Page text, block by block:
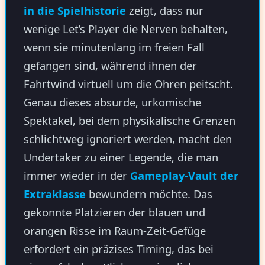
in die Spielhistorie zeigt, dass nur
wenige Let’s Player die Nerven behalten,
wenn sie minutenlang im freien Fall
gefangen sind, während ihnen der
Fahrtwind virtuell um die Ohren peitscht.
Genau dieses absurde, urkomische
Spektakel, bei dem physikalische Grenzen
schlichtweg ignoriert werden, macht den
Undertaker zu einer Legende, die man
immer wieder in der Gameplay-Vault der
Extraklasse bewundern möchte. Das
gekonnte Platzieren der blauen und
orangen Risse im Raum-Zeit-Gefüge
erfordert ein präzises Timing, das bei